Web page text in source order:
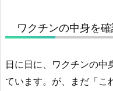
ワクチンの中身を確
日に日に、ワクチンの中
ています。が、まだ「こ